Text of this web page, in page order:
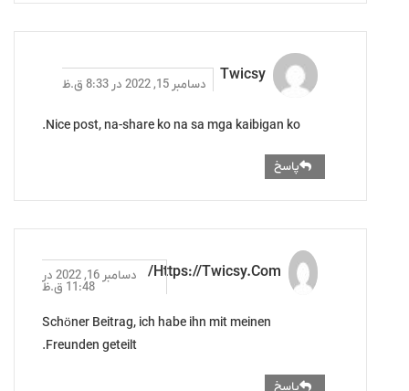
Twicsy
دسامبر 15, 2022 در 8:33 ق.ظ
Nice post, na-share ko na sa mga kaibigan ko.
پاسخ
Https://twicsy.com/ دسامبر 16, 2022 در
11:48 ق.ظ
Schöner Beitrag, ich habe ihn mit meinen
Freunden geteilt.
پاسخ